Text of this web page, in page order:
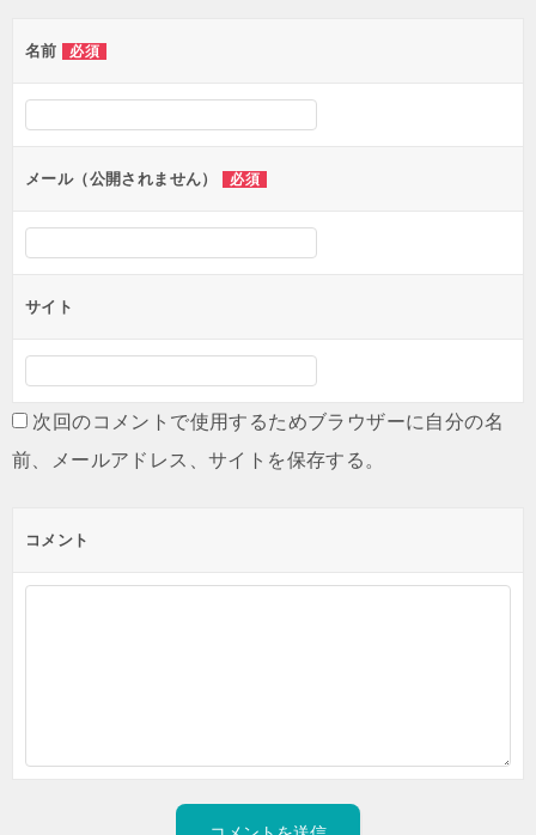
ー
シ
ン
名前 必須
メール（公開されません） 必須
サイト
次回のコメントで使用するためブラウザーに自分の名
前、メールアドレス、サイトを保存する。
コメント